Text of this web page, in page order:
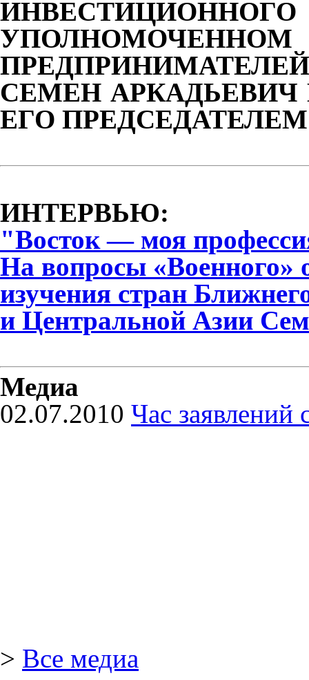
СЕМЕН АРКАДЬЕВИЧ
ЕГО ПРЕДСЕДАТЕЛЕМ
ИНТЕРВЬЮ:
"Восток — моя
На вопросы «Военного»
изучения стран
и Центральной Азии
Медиа
02.07.2010 Час заявлений
> Все медиа